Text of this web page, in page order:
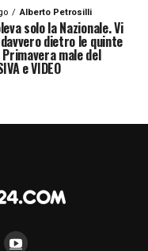
Alberto Petrosilli
solo la Nazionale. Vi
dietro le quinte
Primavera male del
e VIDEO